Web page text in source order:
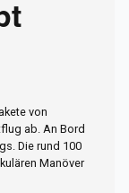
von
ab. An Bord
Die rund 100
Manöver